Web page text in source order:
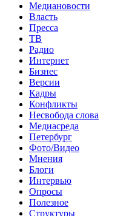
Медиановости
Власть
Пресса
ТВ
Радио
Интернет
Бизнес
Версии
Кадры
Конфликты
Несвобода слова
Медиасреда
Петербург
Фото/Видео
Мнения
Блоги
Интервью
Опросы
Полезное
Структуры